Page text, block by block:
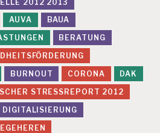
2012 2013
AUVA
BAUA
BERATUNG
BURNOUT CORONA
DAK
STRESSREPORT 2012
DIGITALISIERUNG